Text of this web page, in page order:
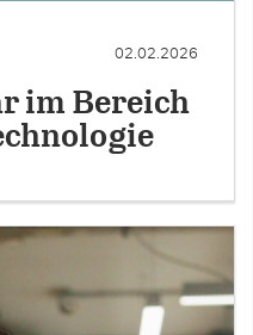
02.02.2026
im Bereich